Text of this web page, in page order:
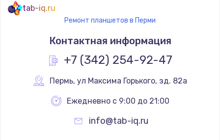
tab-iq.ru
Ремонт планшетов в Перми
Контактная информация
+7 (342) 254-92-47
Пермь, ул Максима Горького, зд. 82а
Ежедневно с 9:00 до 21:00
info@tab-iq.ru